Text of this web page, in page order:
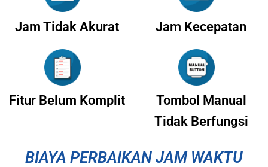
Jam Tidak Akurat Jam Kecepatan
Fitur Belum Komplit
Tombol Manual
Tidak Berfungsi
BIAYA PERBAIKAN JAM WAKTU